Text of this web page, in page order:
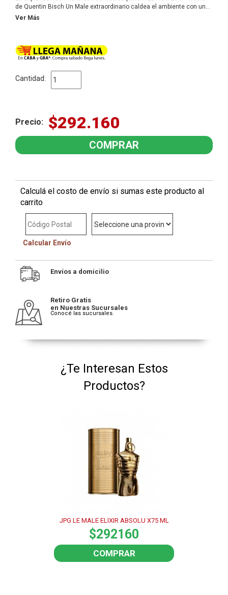
de Quentin Bisch Un Male extraordinario caldea el ambiente con un
intenso aroma ambarino especiado. En la proa, el sensual color
una haba tonka poderosa e irresistible. La abrasadora odisea de este
elixir absoluto no ha hecho más que empezar.
Ver Más
Cantidad:
Precio: $292.160
Calculá el costo de envío si sumas este producto al
carrito
Calcular Envío
Envíos a domicilio
Retiro Gratis
en Nuestras Sucursales
Conocé las sucursales.
¿Te Interesan Estos
Productos?
JPG LE MALE ELIXIR ABSOLU X75 ML
$292160
COMPRAR